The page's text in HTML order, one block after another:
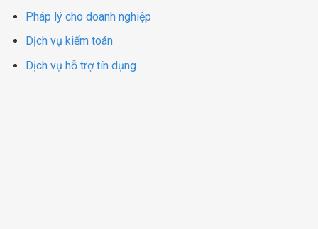
Pháp lý cho doanh nghiệp
Dịch vụ kiểm toán
Dịch vụ hỗ trợ tín dụng